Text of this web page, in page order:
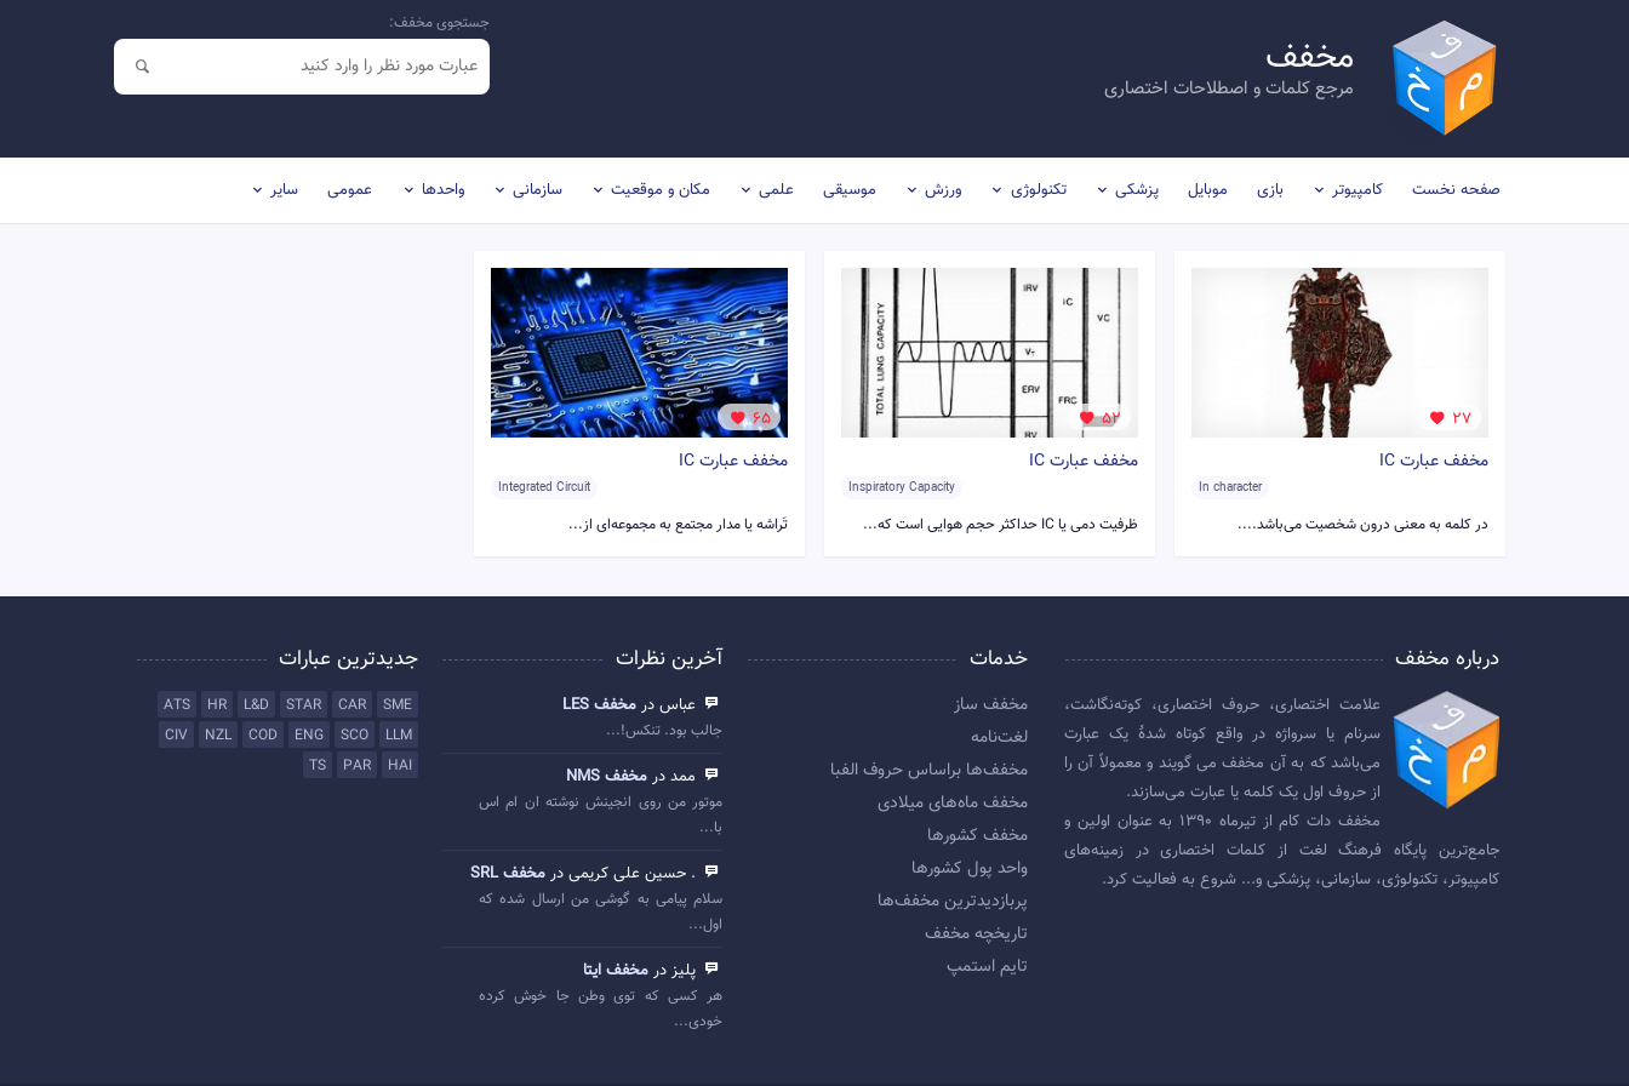
مخفف
مرجع کلمات و اصطلاحات اختصاری
جستجوی مخفف:
صفحه نخست کامپیوتر بازی موبایل پزشکی تکنولوژی ورزش موسیقی علمی مکان و موقعیت سازمانی واحدها عمومی سایر
27
مخفف عبارت IC
In character
در كلمه به معنی درون شخصيت می‌باشد....
52
مخفف عبارت IC
Inspiratory Capacity
ظرفیت دمی یا IC حداکثر حجم هوایی است که...
65
مخفف عبارت IC
Integrated Circuit
تَراشه یا مدار مجتمع به مجموعه‌ای از...
درباره مخفف
علامت اختصاری، حروف اختصاری، کوته‌نگاشت،
سرنام یا سرواژه در واقع کوتاه شدهٔ یک عبارت
می‌باشد که به آن مخفف می گویند و معمولاً آن را
از حروف اول یک کلمه یا عبارت می‌سازند.
مخفف دات کام از تیرماه ۱۳۹۰ به عنوان اولین و
جامع‌ترین پایگاه فرهنگ لغت از کلمات اختصاری در زمینه‌های
کامپیوتر، تکنولوژی، سازمانی، پزشکی و... شروع به فعالیت کرد.
خدمات
مخفف ساز
لغت‌نامه
مخفف‌ها براساس حروف الفبا
مخفف ماه‌های میلادی
مخفف کشورها
واحد پول کشورها
پربازديدترين مخفف‌ها
تاريخچه مخفف
تایم استمپ
آخرین نظرات
عباس در مخفف LES
جالب بود. تنکس!...
ممد در مخفف NMS
موتور من روی انجینش نوشته ان ام اس
با...
. حسین علی کریمی در مخفف SRL
سلام پیامی به گوشی من ارسال شده که
اول...
پلیز در مخفف ایتا
هر کسی که توی وطن جا خوش کرده
خودی...
جدیدترین عبارات
SME
CAR
STAR
L&D
HR
ATS
LLM
SCO
ENG
COD
NZL
CIV
HAI
PAR
TS